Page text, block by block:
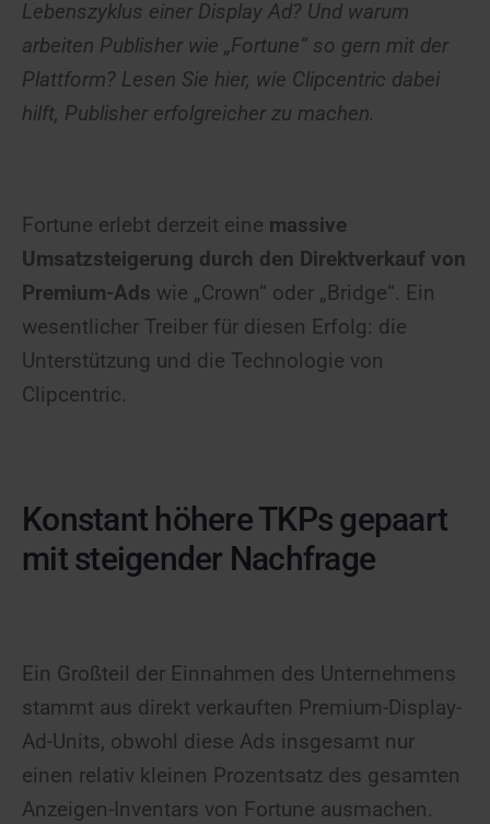
Lebenszyklus einer Display Ad? Und warum
arbeiten Publisher wie „Fortune“ so gern mit der
Plattform? Lesen Sie hier, wie Clipcentric dabei
hilft, Publisher erfolgreicher zu machen.
Fortune erlebt derzeit eine massive
Umsatzsteigerung durch den Direktverkauf von
Premium-Ads wie „Crown“ oder „Bridge“. Ein
wesentlicher Treiber für diesen Erfolg: die
Unterstützung und die Technologie von
Clipcentric.
Konstant höhere TKPs gepaart
mit steigender Nachfrage
Ein Großteil der Einnahmen des Unternehmens
stammt aus direkt verkauften Premium-Display-
Ad-Units, obwohl diese Ads insgesamt nur
einen relativ kleinen Prozentsatz des gesamten
Anzeigen-Inventars von Fortune ausmachen.